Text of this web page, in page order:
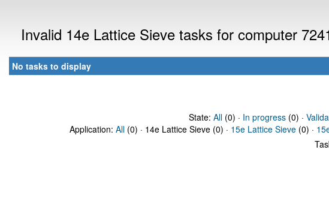
Invalid 14e Lattice Sieve tasks for computer
No tasks to display
State: All(0) · In progress(0) ·
Application: All (0) · 14e Lattice Sieve (0) · 15e Lattice Sieve (0) ·